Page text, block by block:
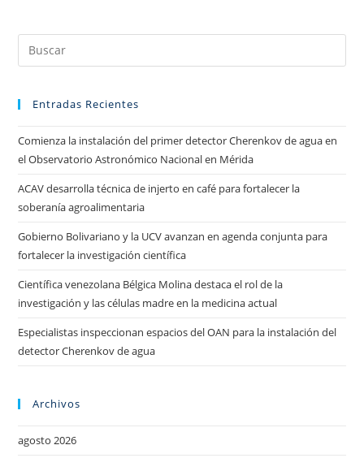
Entradas Recientes
Comienza la instalación del primer detector Cherenkov de agua en
el Observatorio Astronómico Nacional en Mérida
ACAV desarrolla técnica de injerto en café para fortalecer la
soberanía agroalimentaria
Gobierno Bolivariano y la UCV avanzan en agenda conjunta para
fortalecer la investigación científica
Científica venezolana Bélgica Molina destaca el rol de la
investigación y las células madre en la medicina actual
Especialistas inspeccionan espacios del OAN para la instalación del
detector Cherenkov de agua
Archivos
agosto 2026